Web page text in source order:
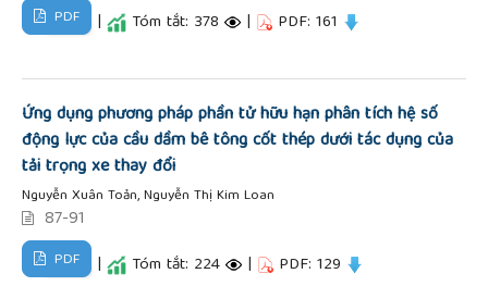
PDF | Tóm tắt: 378 | PDF: 161
Ứng dụng phương pháp phần tử hữu hạn phân tích hệ số
động lực của cầu dầm bê tông cốt thép dưới tác dụng của
tải trọng xe thay đổi
Nguyễn Xuân Toản, Nguyễn Thị Kim Loan
87-91
PDF | Tóm tắt: 224 | PDF: 129